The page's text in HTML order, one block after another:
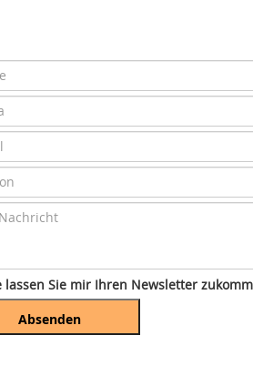
lassen Sie mir Ihren Newsletter
Absenden